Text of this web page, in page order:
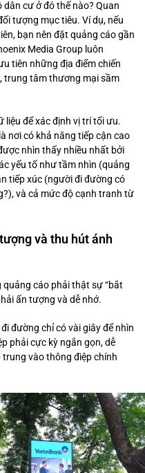
cư ở đó thế nào? Quan
tượng mục tiêu. Ví dụ, nếu
bạn nên đặt quảng cáo gần
Media Group luôn
tiên những địa điểm chiến
trung tâm thương mại sầm
liệu để xác định vị trí tối ưu.
nơi có khả năng tiếp cận cao
nhìn thấy nhiều nhất bởi
yếu tố như tầm nhìn (quảng
tiếp xúc (người đi đường có
và cả mức độ cạnh tranh từ
và thu hút ánh
cáo phải thật sự “bắt
ấn tượng và dễ nhớ.
đường chỉ có vài giây để nhìn
phải cực kỳ ngắn gọn, dễ
vào thông điệp chính